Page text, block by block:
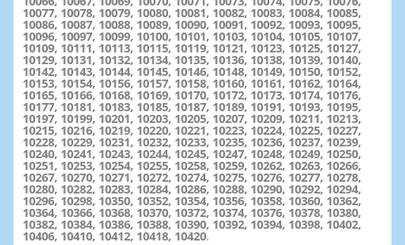
10077, 10078, 10079, 10080, 10081, 10082, 10083, 10084, 10085,
10086, 10087, 10088, 10089, 10090, 10091, 10092, 10093, 10095,
10096, 10097, 10099, 10100, 10101, 10103, 10104, 10105, 10107,
10109, 10111, 10113, 10115, 10119, 10121, 10123, 10125, 10127,
10129, 10131, 10132, 10134, 10135, 10136, 10138, 10139, 10140,
10142, 10143, 10144, 10145, 10146, 10148, 10149, 10150, 10152,
10153, 10154, 10156, 10157, 10158, 10160, 10161, 10162, 10164,
10165, 10166, 10168, 10169, 10170, 10172, 10173, 10174, 10176,
10177, 10181, 10183, 10185, 10187, 10189, 10191, 10193, 10195,
10197, 10199, 10201, 10203, 10205, 10207, 10209, 10211, 10213,
10215, 10216, 10219, 10220, 10221, 10223, 10224, 10225, 10227,
10228, 10229, 10231, 10232, 10233, 10235, 10236, 10237, 10239,
10240, 10241, 10243, 10244, 10245, 10247, 10248, 10249, 10250,
10251, 10253, 10254, 10255, 10258, 10259, 10262, 10263, 10266,
10267, 10270, 10271, 10272, 10274, 10275, 10276, 10277, 10278,
10280, 10282, 10283, 10284, 10286, 10288, 10290, 10292, 10294,
10296, 10298, 10350, 10352, 10354, 10356, 10358, 10360, 10362,
10364, 10366, 10368, 10370, 10372, 10374, 10376, 10378, 10380,
10382, 10384, 10386, 10388, 10390, 10392, 10394, 10398, 10402,
10406, 10410, 10412, 10418, 10420.